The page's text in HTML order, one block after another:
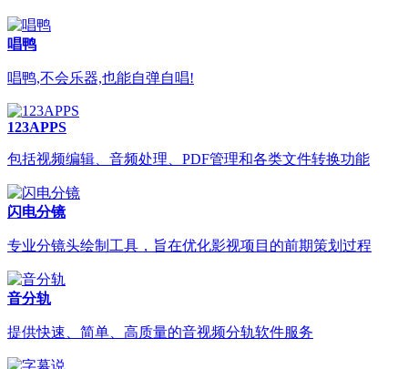
唱鸭
唱鸭,不会乐器,也能自弹自唱!
123APPS
包括视频编辑、音频处理、PDF管理和各类文件转换功能
闪电分镜
专业分镜头绘制工具，旨在优化影视项目的前期策划过程
音分轨
提供快速、简单、高质量的音视频分轨软件服务